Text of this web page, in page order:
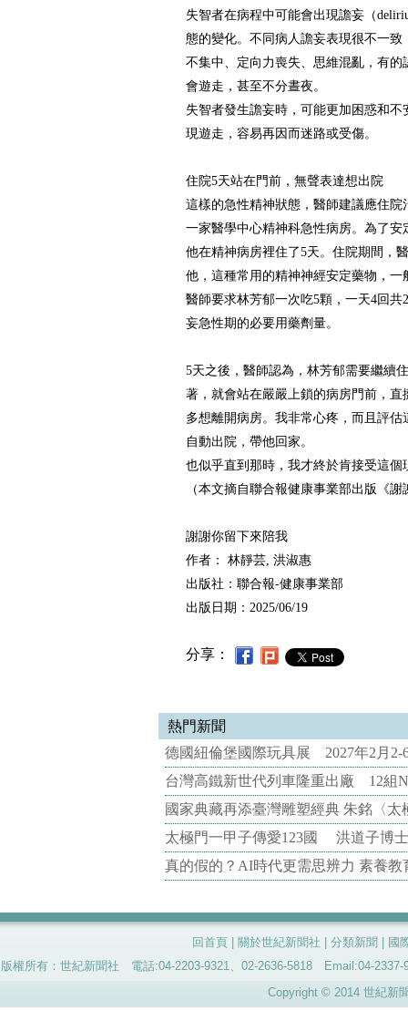
失智者在病程中可能會出現譫妄（
態的變化。不同病人譫妄表現很不一
不集中、定向力喪失、思維混亂，有
會遊走，甚至不分晝夜。
失智者發生譫妄時，可能更加困惑和
現遊走，容易再因而迷路或受傷。
住院5天站在門前，無聲表達想出院
這樣的急性精神狀態，醫師建議應住
一家醫學中心精神科急性病房。為了
他在精神病房裡住了5天。住院期間，
他，這種常用的精神神經安定藥物，
醫師要求林芳郁一次吃5顆，一天4回
妄急性期的必要用藥劑量。
5天之後，醫師認為，林芳郁需要繼續
著，就會站在嚴嚴上鎖的病房門前，
多想離開病房。我非常心疼，而且評
自動出院，帶他回家。
也似乎直到那時，我才終於肯接受這
（本文摘自聯合報健康事業部出版《
謝謝你留下來陪我
作者： 林靜芸, 洪淑惠
出版社：聯合報-健康事業部
出版日期：2025/06/19
分享：
熱門新聞
德國紐倫堡國際玩具展 2027年2月2-
台灣高鐵新世代列車隆重出廠 12組
國家典藏再添臺灣雕塑經典 朱銘〈
太極門一甲子傳愛123國 洪道子博
真的假的？AI時代更需思辨力 素養
回首頁 關於世紀新聞社 分類新聞
國
版權所有：世紀新聞社 電話:04-2203-9321、02-2636-5818 Email:04-
Copyright © 2014 世紀新